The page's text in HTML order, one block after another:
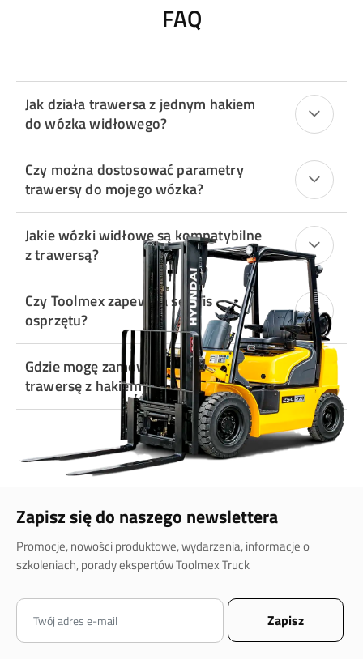
FAQ
Jak działa trawersa z jednym hakiem
do wózka widłowego?
Czy można dostosować parametry
trawersy do mojego wózka?
Jakie wózki widłowe są kompatybilne
z trawersą?
Czy Toolmex zapewnia serwis
osprzętu?
Gdzie mogę zamówić personalizowaną
trawersę z hakiem?
Zapisz się do naszego newslettera
Promocje, nowości produktowe, wydarzenia, informacje o
szkoleniach, porady ekspertów Toolmex Truck